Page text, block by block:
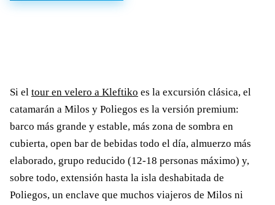
Si el tour en velero a Kleftiko es la excursión clásica, el
catamarán a Milos y Poliegos es la versión premium:
barco más grande y estable, más zona de sombra en
cubierta, open bar de bebidas todo el día, almuerzo más
elaborado, grupo reducido (12-18 personas máximo) y,
sobre todo, extensión hasta la isla deshabitada de
Poliegos, un enclave que muchos viajeros de Milos ni